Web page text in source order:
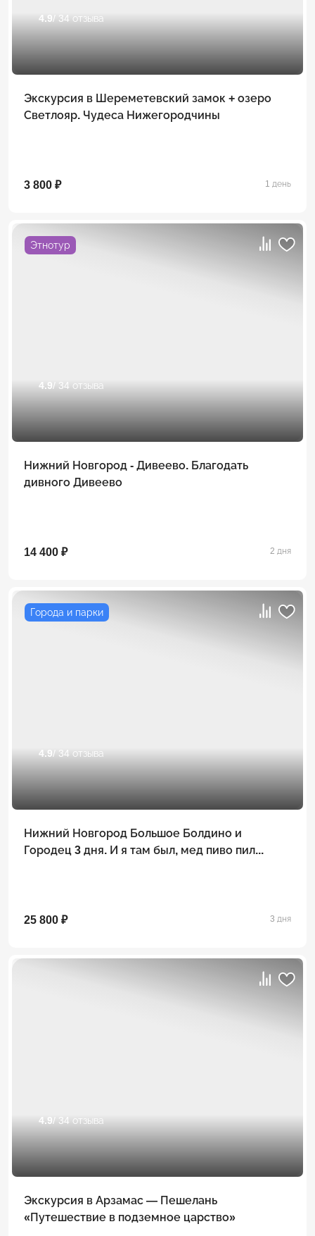
4.9 / 34 отзыва
Экскурсия в Шереметевский замок + озеро
Светлояр. Чудеса Нижегородчины
3 800 ₽ 1 день
Этнотур
4.9/ 34 отзыва
Нижний Новгород - Дивеево. Благодать
дивного Дивеево
14 400 ₽ 2 дня
Города и парки
4.9 / 34 отзыва
Нижний Новгород Большое Болдино и
Городец 3 дня. И я там был, мед пиво пил...
25 800 ₽ 3 дня
4.9 / 34 отзыва
Экскурсия в Арзамас — Пешелань
«Путешествие в подземное царство»